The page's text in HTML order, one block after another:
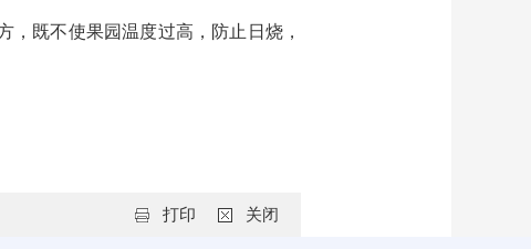
既不使果园温度过高，防止日烧，
关闭
打印